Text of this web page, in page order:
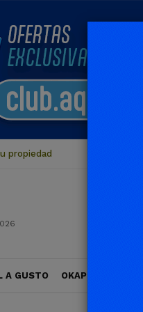
propiedad
A GUSTO OKAPI VIAJES